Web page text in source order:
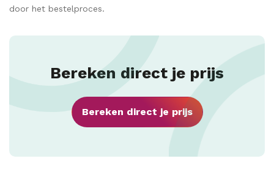
door het bestelproces.
Bereken direct je prijs
Bereken direct je prijs